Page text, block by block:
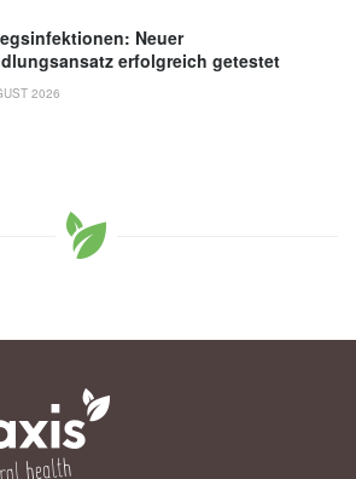
Neuer
erfolgreich getestet
2026